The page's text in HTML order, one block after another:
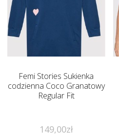
Femi Stories Sukienka
codzienna Coco Granatowy
Regular Fit
149,00zł